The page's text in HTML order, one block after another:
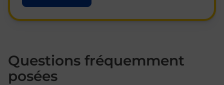
Questions fréquemment
posées